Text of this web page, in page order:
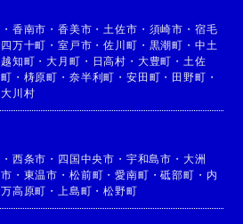
・ 香南市 ・香美市 ・ 土佐市 ・ 須崎市 ・ 宿毛
四万十町 ・室戸市 ・佐川町 ・ 黒潮町 ・ 中土
越知町 ・大月町 ・ 日高村 ・ 大豊町 ・ 土佐
・ 梼原町 ・ 奈半利町 ・ 安田町 ・ 田野町 ・
大川村
・ 西条市 ・ 四国中央市 ・ 宇和島市 ・ 大洲
・ 東温市 ・ 松前町 ・愛南町 ・砥部町 ・ 内
高原町 ・ 上島町 ・松野町